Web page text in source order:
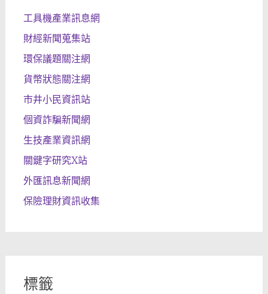
工具機產業訊息網
財經新聞蒐集站
環保議題關注網
貨幣狀態關注網
市井小民資訊站
個資詐騙新聞網
生技產業資訊網
關鍵字研究X站
外匯訊息新聞網
保險理財資訊收集
標籤